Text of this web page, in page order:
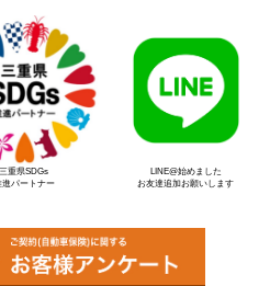
三重県SDGs
進パートナー
LINE@始めました
お友達追加お願いします